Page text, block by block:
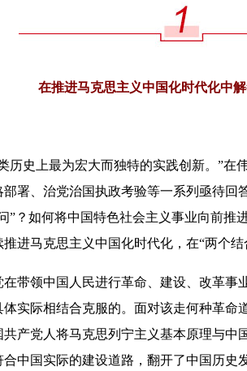
在推进马克思主义中国化时代化中
史上最为宏大而独特的实践创新。”在
署、治党治国执政考验等一系列亟待回
”？如何将中国特色社会主义事业向前推
进马克思主义中国化时代化，在“两个结
领中国人民进行革命、建设、改革事
实际相结合克服的。面对该走何种革命
产党人将马克思列宁主义基本原理与中
中国实际的建设道路，翻开了中国历史